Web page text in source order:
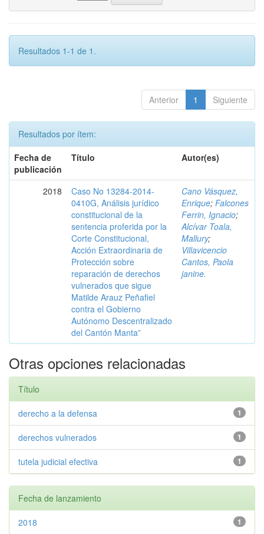
Resultados 1-1 de 1.
Anterior 1 Siguiente
Resultados por ítem:
Fecha de
publicación
Título Autor(es)
2018
Caso No 13284-2014-
0410G, Análisis jurídico
constitucional de la
sentencia proferida por la
Corte Constitucional,
Acción Extraordinaria de
Protección sobre
reparación de derechos
vulnerados que sigue
Matilde Arauz Peñafiel
contra el Gobierno
Autónomo Descentralizado
del Cantón Manta”
Cano Vásquez,
Enrique; Falcones
Ferrin, Ignacio;
Alcívar Toala,
Mallury;
Villavicencio
Cantos, Paola
janine.
Otras opciones relacionadas
Título
1
derecho a la defensa
1
derechos vulnerados
1
tutela judicial efectiva
Fecha de lanzamiento
1
2018